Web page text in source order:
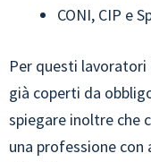
CONI, CIP e
Per questi lavoratori
già coperti da
spiegare inoltre che
una professione